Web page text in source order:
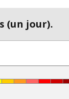
(un jour).